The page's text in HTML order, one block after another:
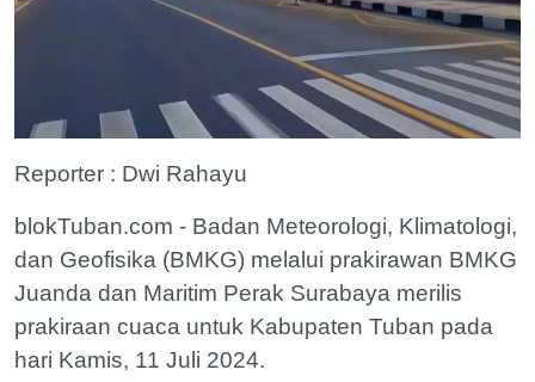
Reporter : Dwi Rahayu
blokTuban.com - Badan Meteorologi, Klimatologi,
dan Geofisika (BMKG) melalui prakirawan BMKG
Juanda dan Maritim Perak Surabaya merilis
prakiraan cuaca untuk Kabupaten Tuban pada
hari Kamis, 11 Juli 2024.